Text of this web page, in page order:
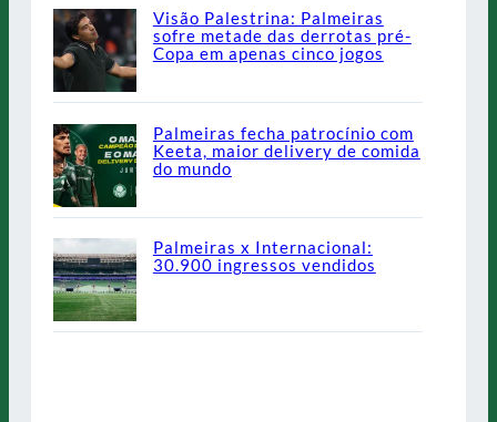
Visão Palestrina: Palmeiras
sofre metade das derrotas pré-
Copa em apenas cinco jogos
Palmeiras fecha patrocínio com
Keeta, maior delivery de comida
do mundo
Palmeiras x Internacional:
30.900 ingressos vendidos